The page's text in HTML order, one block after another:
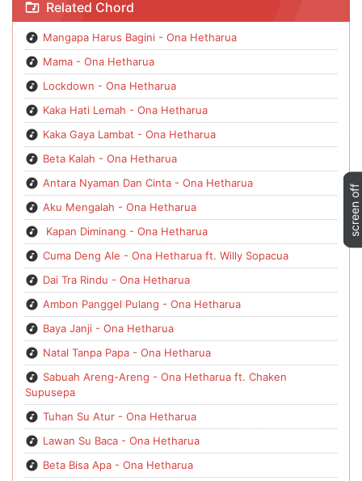
Related Chord
Mangapa Harus Bagini - Ona Hetharua
Mama - Ona Hetharua
Lockdown - Ona Hetharua
Kaka Hati Lemah - Ona Hetharua
Kaka Gaya Lambat - Ona Hetharua
Beta Kalah - Ona Hetharua
Antara Nyaman Dan Cinta - Ona Hetharua
Aku Mengalah - Ona Hetharua
Kapan Diminang - Ona Hetharua
Cuma Deng Ale - Ona Hetharua ft. Willy Sopacua
Dai Tra Rindu - Ona Hetharua
Ambon Panggel Pulang - Ona Hetharua
Baya Janji - Ona Hetharua
Natal Tanpa Papa - Ona Hetharua
Sabuah Areng-Areng - Ona Hetharua ft. Chaken
Supusepa
Tuhan Su Atur - Ona Hetharua
Lawan Su Baca - Ona Hetharua
Beta Bisa Apa - Ona Hetharua